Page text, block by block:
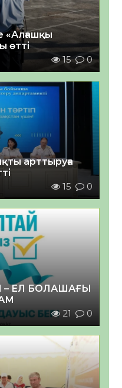
«Алғашқы
өтті
15 0
арттыруға
15 0
ЕЛ БОЛАШАҒЫ
21 0